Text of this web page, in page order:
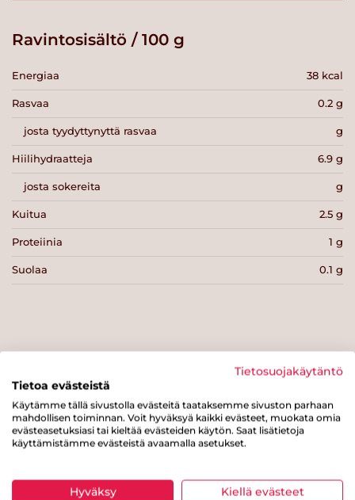
Ravintosisältö / 100 g
Energiaa 38 kcal
Rasvaa 0.2 g
josta tyydyttynyttä rasvaa g
Hiilihydraatteja 6.9 g
josta sokereita g
Kuitua 2.5 g
Proteiinia 1 g
Suolaa 0.1 g
Tietosuojakäytäntö
Tietoa evästeistä
Käytämme tällä sivustolla evästeitä taataksemme sivuston parhaan
mahdollisen toiminnan. Voit hyväksyä kaikki evästeet, muokata omia
evästeasetuksiasi tai kieltää evästeiden käytön. Saat lisätietoja
käyttämistämme evästeistä avaamalla asetukset.
Hyväksy Kiellä evästeet